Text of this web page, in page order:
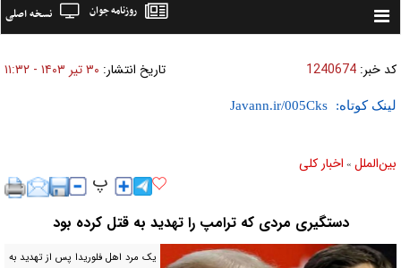
Toggle
نسخه اصلی روزنامه جوان
کد خبر: 1240674 تاریخ انتشار: ۳۰ تير ۱۴۰۳ - ۱۱:۳۲
لینک کوتاه:
بين‌الملل » اخبار كلی
دستگیری مردی که ترامپ را تهدید به قتل کرده بود
یک مرد اهل فلوریدا پس از تهدید به